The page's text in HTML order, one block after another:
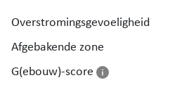
Overstromingsgevoeligheid
Afgebakende zone
G(ebouw)-score